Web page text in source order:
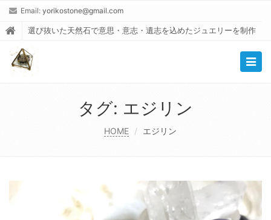
Email: yorikostone@gmail.com
選び抜いた天然石で意思・意志・遺志を込めたジュエリーを制作
タグ: エジリン
HOME エジリン